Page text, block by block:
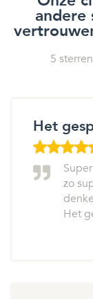
andere
5
Het
zo
Het